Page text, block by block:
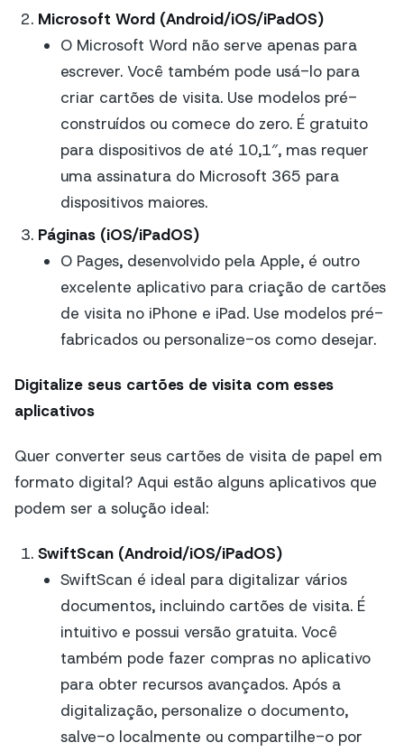
Microsoft Word (Android/iOS/iPadOS)
O Microsoft Word não serve apenas para
escrever. Você também pode usá-lo para
criar cartões de visita. Use modelos pré-
construídos ou comece do zero. É gratuito
para dispositivos de até 10,1″, mas requer
uma assinatura do Microsoft 365 para
dispositivos maiores.
Páginas (iOS/iPadOS)
O Pages, desenvolvido pela Apple, é outro
excelente aplicativo para criação de cartões
de visita no iPhone e iPad. Use modelos pré-
fabricados ou personalize-os como desejar.
Digitalize seus cartões de visita com esses
aplicativos
Quer converter seus cartões de visita de papel em
formato digital? Aqui estão alguns aplicativos que
podem ser a solução ideal:
SwiftScan (Android/iOS/iPadOS)
SwiftScan é ideal para digitalizar vários
documentos, incluindo cartões de visita. É
intuitivo e possui versão gratuita. Você
também pode fazer compras no aplicativo
para obter recursos avançados. Após a
digitalização, personalize o documento,
salve-o localmente ou compartilhe-o por